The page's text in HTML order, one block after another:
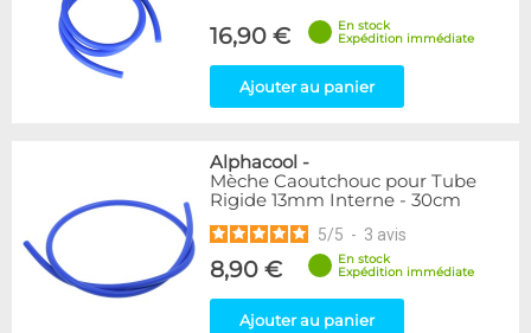
16,90 €
En stock
Expédition immédiate
Ajouter au panier
Alphacool -
Mèche Caoutchouc pour Tube
Rigide 13mm Interne - 30cm
5/5 - 3 avis
8,90 €
En stock
Expédition immédiate
Ajouter au panier